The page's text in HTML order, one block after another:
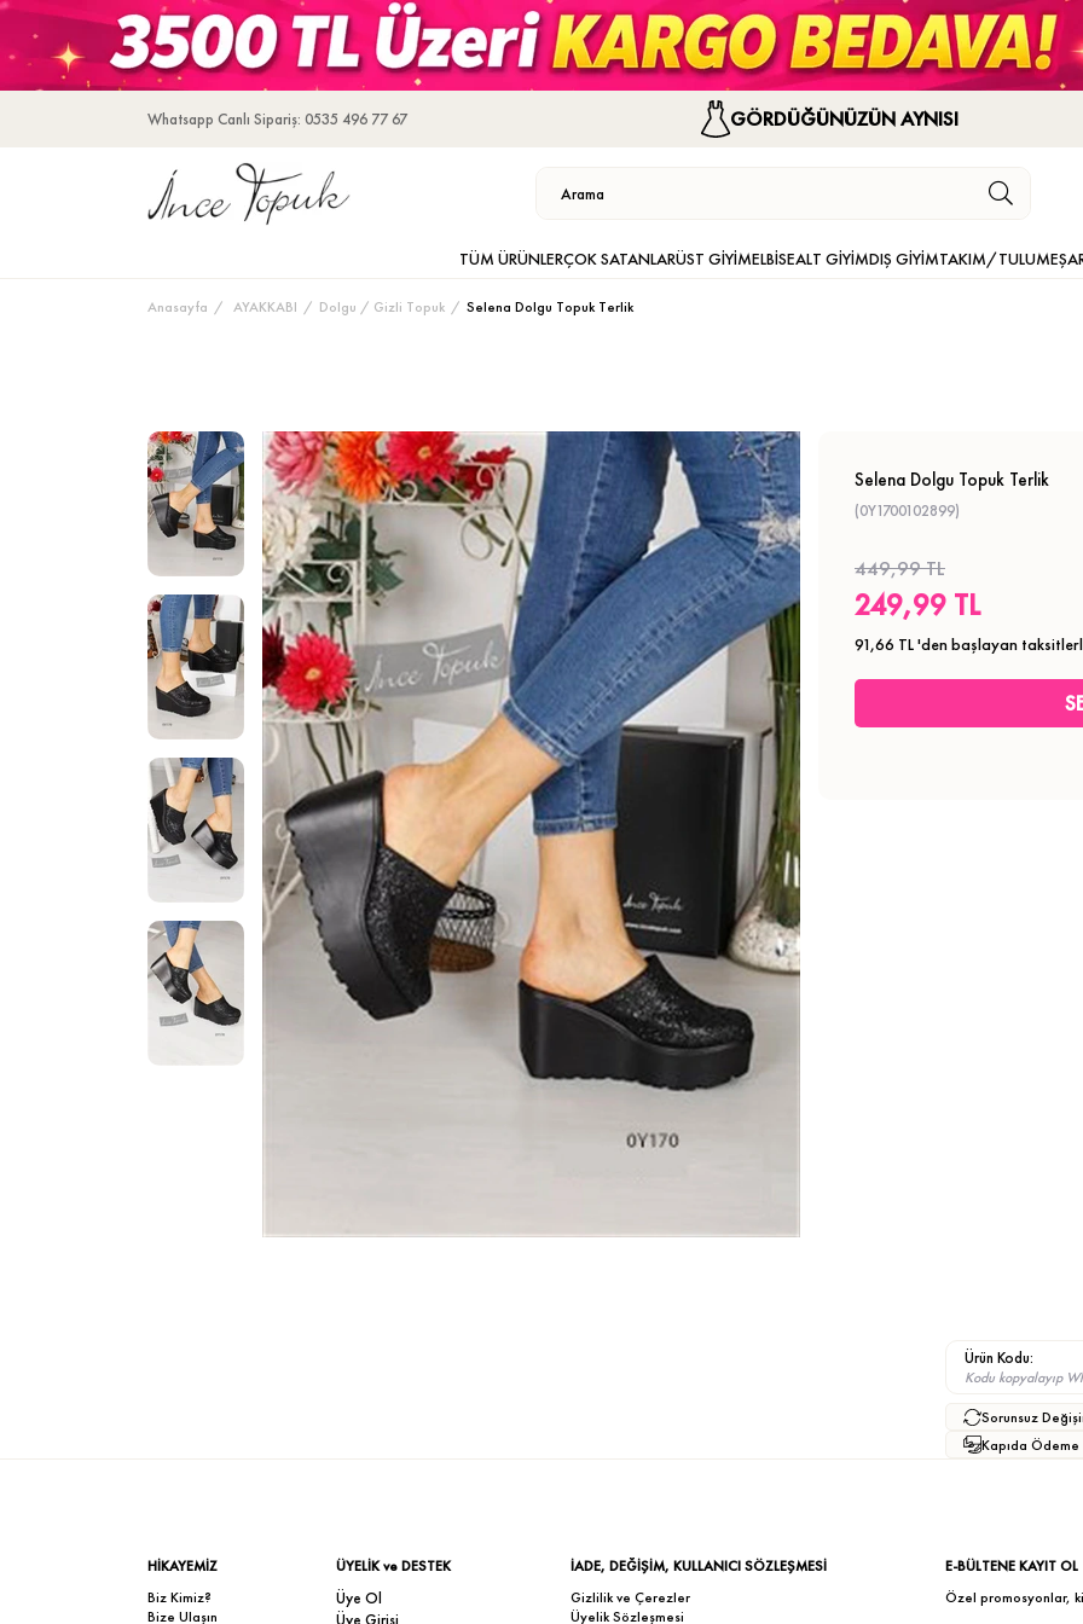
Whatsapp Canlı Sipariş: 0535 496 77 67 GÖRDÜĞÜNÜZÜN AYNISI
TÜM ÜRÜNLERÇOK SATANLARÜST GİYİMELBİSEALT GİYİMDIŞ GİYİMTAKIM/TULUM
Anasayfa AYAKKABI Dolgu / Gizli Topuk Selena Dolgu Topuk Terlik
Selena Dolgu Topuk Terlik
(0Y1700102899)
449,99 TL
249,99 TL
91,66 TL'den başlayan
Ürün Kodu:
Kodu kopyalayıp
Sorunsuz
Kapıda Ödeme
HİKAYEMİZ
Biz Kimiz?
Bize Ulaşın
ÜYELİK ve DESTEK
Üye Ol
İADE, DEĞİŞİM, KULLANICI SÖZLEŞMESİ
Gizlilik ve Çerezler
Üyelik Sözleşmesi
E-BÜLTENE KAYIT OL
Özel promosyonlar,